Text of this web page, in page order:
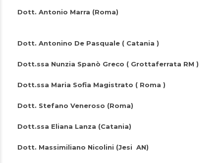
Dott. Antonio Marra (Roma)
Dott. Antonino De Pasquale ( Catania )
Dott.ssa Nunzia Spanò Greco ( Grottaferrata RM )
Dott.ssa Maria Sofia Magistrato ( Roma )
Dott. Stefano Veneroso (Roma)
Dott.ssa Eliana Lanza (Catania)
Dott. Massimiliano Nicolini (Jesi AN)